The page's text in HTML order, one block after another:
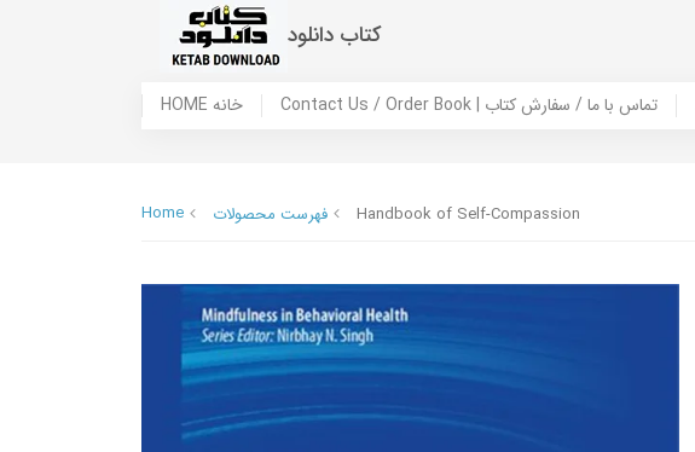
کتاب دانلود
HOME خانه Contact Us / Order Book | تماس با ما / سفارش کتاب
Home فهرست محصولات Handbook of Self-Compassion